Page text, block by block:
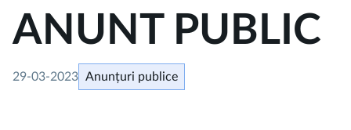
ANUNT PUBLIC
29-03-2023 Anunțuri publice